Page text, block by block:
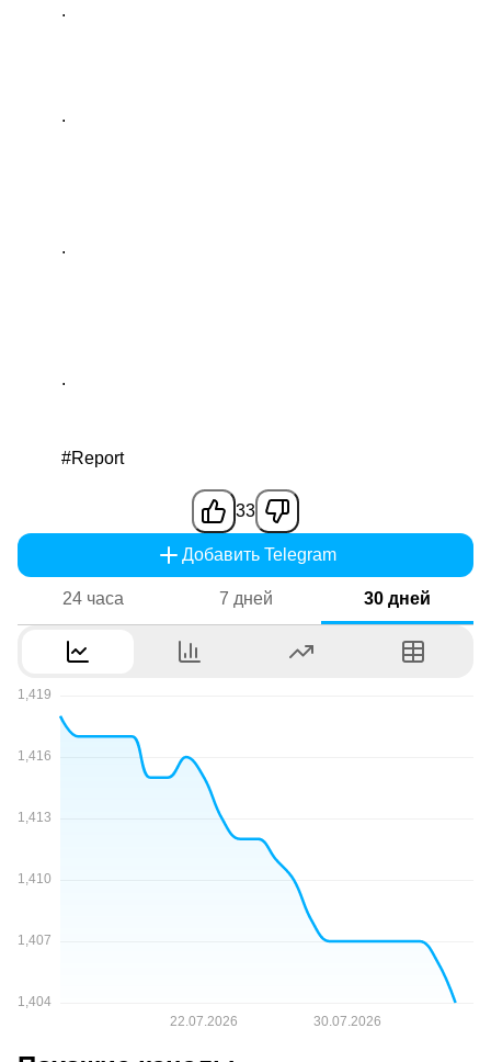
.
.
.
.
#Report
33
Добавить Telegram
24 часа 7 дней 30 дней